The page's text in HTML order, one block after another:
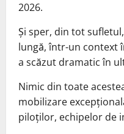
2026.
Și sper, din tot
lungă, într-un context
a scăzut dramatic în
Nimic din toate
mobilizare
piloților, echipelor de